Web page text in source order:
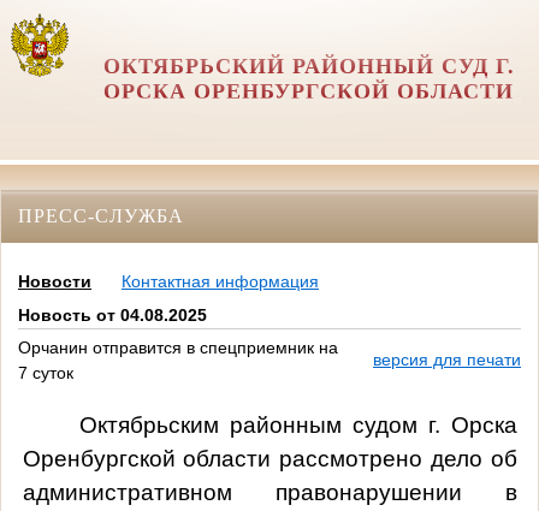
ОКТЯБРЬСКИЙ РАЙОННЫЙ СУД Г.
ОРСКА ОРЕНБУРГСКОЙ ОБЛАСТИ
ПРЕСС-СЛУЖБА
Новости
Контактная информация
Новость от 04.08.2025
Орчанин отправится в спецприемник на
7 суток
версия для печати
Октябрьским районным судом г. Орска
Оренбургской области рассмотрено дело об
административном правонарушении в